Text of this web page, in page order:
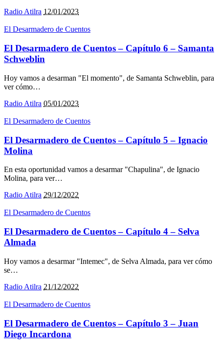
Radio Atilra 12/01/2023
El Desarmadero de Cuentos
El Desarmadero de Cuentos – Capítulo 6 – Samanta
Schweblin
Hoy vamos a desarman "El momento", de Samanta Schweblin, para
ver cómo…
Radio Atilra 05/01/2023
El Desarmadero de Cuentos
El Desarmadero de Cuentos – Capítulo 5 – Ignacio
Molina
En esta oportunidad vamos a desarmar "Chapulina", de Ignacio
Molina, para ver…
Radio Atilra 29/12/2022
El Desarmadero de Cuentos
El Desarmadero de Cuentos – Capítulo 4 – Selva
Almada
Hoy vamos a desarmar "Intemec", de Selva Almada, para ver cómo
se…
Radio Atilra 21/12/2022
El Desarmadero de Cuentos
El Desarmadero de Cuentos – Capítulo 3 – Juan
Diego Incardona